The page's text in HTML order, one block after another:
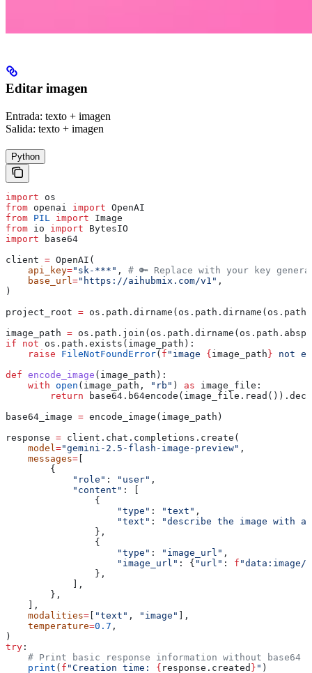
Editar imagen
Entrada: texto + imagen
Salida: texto + imagen
Python
import os
from openai import OpenAI
from PIL import Image
from io import BytesIO
import base64
client = OpenAI(
    api_key
="sk-***" , # 🔑 Replace with your key
    base_url
="https://aihubmix.com/v1" ,
)
project_root =
image_path =
if not os.path.exists(image_path):
    raise
FileNotFoundError( f "image {image_path} not
def encode_image ( image_path ):
    with
open (image_path, "rb" ) as image_file:
        return
base64_image = encode_image(image_path)
response = client.chat.completions.create(
    model
="gemini-2.5-flash-image-preview" ,
    messages
= [
        {
            "role"
: "user" ,
            "content"
: [
                {
                    "type"
: "text" ,
                    "text"
:
"describe the image with
                },
                {
                    "type"
: "image_url" ,
                    "image_url"
: { "url" : f "data:image/
                },
            ],
        },
    ],
    modalities
= [ "text" , "image" ],
    temperature
=0.7 ,
)
try :
# Print basic response information without base64
    print
( f "Creation time: { response.created } " )